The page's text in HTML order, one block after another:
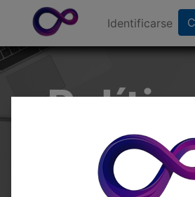
Identificarse